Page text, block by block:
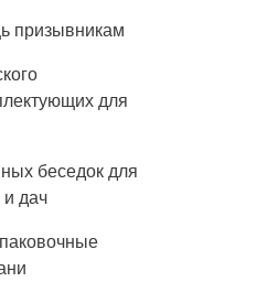
призывникам
для
беседок для
и дач